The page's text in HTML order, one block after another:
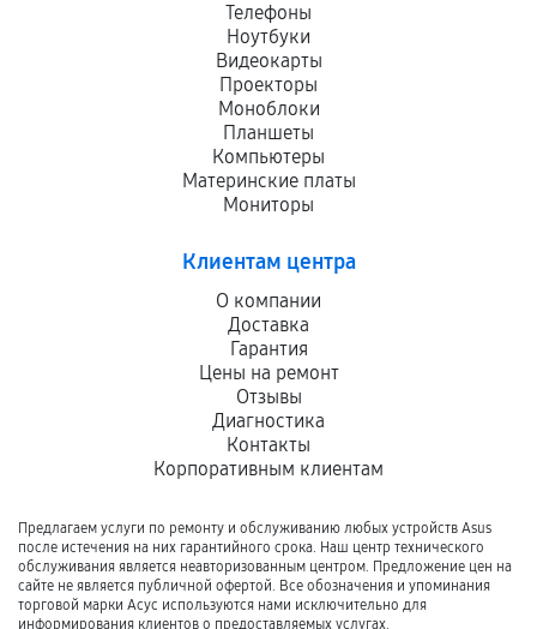
Телефоны
Ноутбуки
Видеокарты
Проекторы
Моноблоки
Планшеты
Компьютеры
Материнские платы
Мониторы
Клиентам центра
О компании
Доставка
Гарантия
Цены на ремонт
Отзывы
Диагностика
Контакты
Корпоративным клиентам
Предлагаем услуги по ремонту и обслуживанию любых устройств Asus
после истечения на них гарантийного срока. Наш центр технического
обслуживания является неавторизованным центром. Предложение цен на
сайте не является публичной офертой. Все обозначения и упоминания
торговой марки Асус используются нами исключительно для
информирования клиентов о предоставляемых услугах.